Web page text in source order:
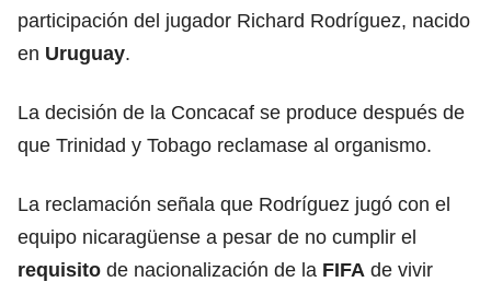
participación del jugador Richard Rodríguez, nacido
en Uruguay.
La decisión de la Concacaf se produce después de
que Trinidad y Tobago reclamase al organismo.
La reclamación señala que Rodríguez jugó con el
equipo nicaragüense a pesar de no cumplir el
requisito de nacionalización de la FIFA de vivir